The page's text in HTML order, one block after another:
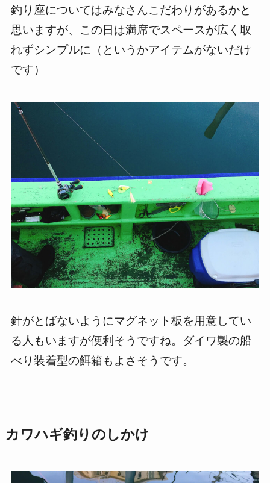
釣り座についてはみなさんこだわりがあるかと
思いますが、この日は満席でスペースが広く取
れずシンプルに（というかアイテムがないだけ
です）
針がとばないようにマグネット板を用意してい
る人もいますが便利そうですね。ダイワ製の船
べり装着型の餌箱もよさそうです。
カワハギ釣りのしかけ